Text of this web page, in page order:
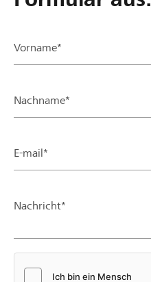
Vorname*
Nachname*
E-mail*
Nachricht*